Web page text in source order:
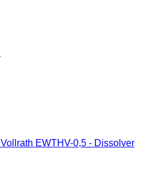
Vollrath EWTHV-0,5 - Dissolver